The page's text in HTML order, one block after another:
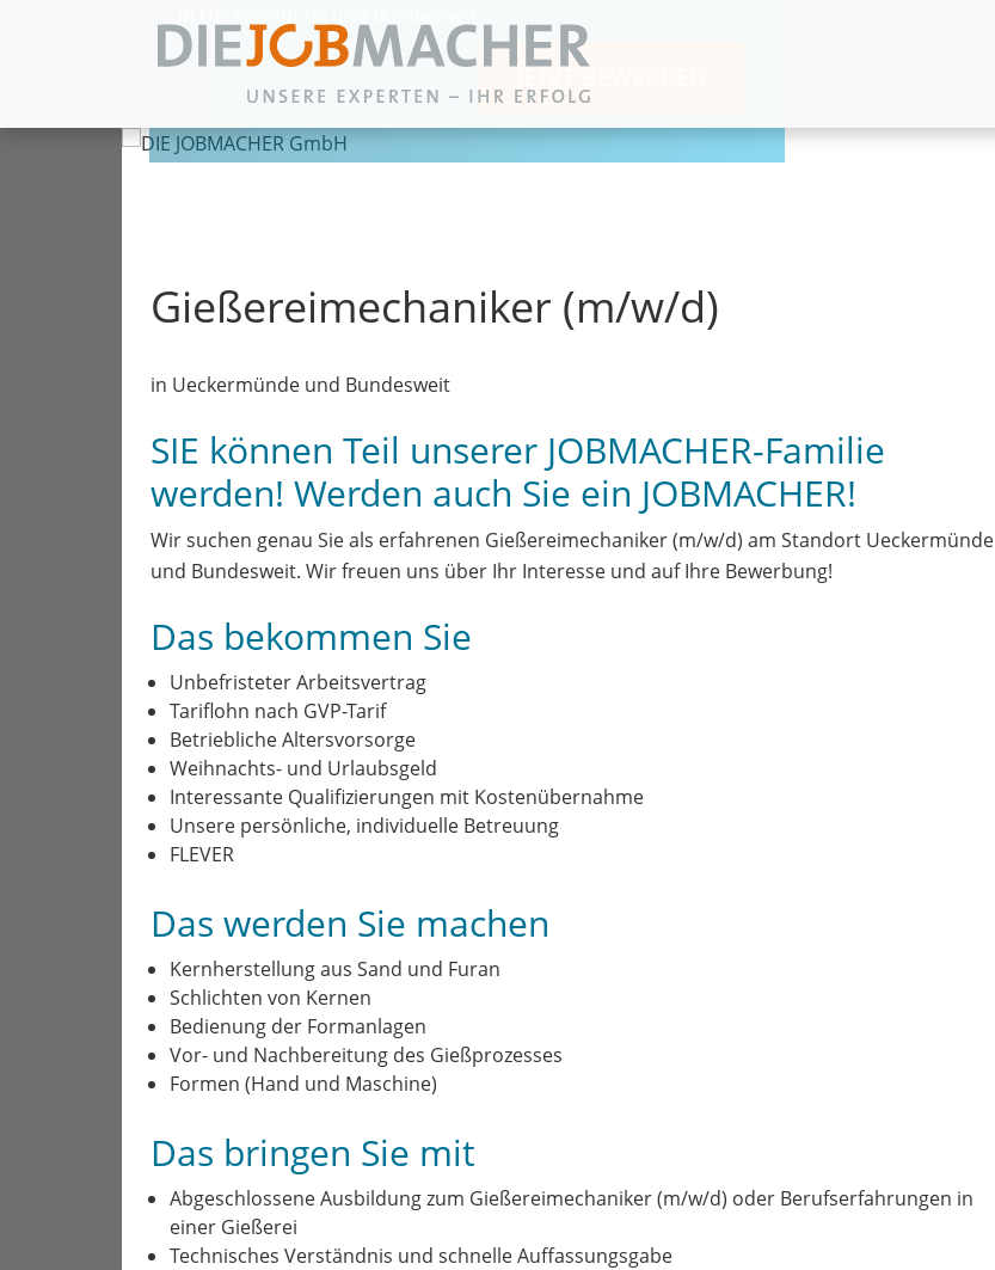
Zum Inhalt springen
JETZT BEWERBEN
Gießereimechaniker (m/w/d)
in Ueckermünde und Bundesweit
SIE können Teil unserer JOBMACHER-Familie
werden! Werden auch Sie ein JOBMACHER!
Wir suchen genau Sie als erfahrenen Gießereimechaniker (m/w/d) am Standort Ueckermünde
und Bundesweit. Wir freuen uns über Ihr Interesse und auf Ihre Bewerbung!
Das bekommen Sie
Unbefristeter Arbeitsvertrag
Tariflohn nach GVP-Tarif
Betriebliche Altersvorsorge
Weihnachts- und Urlaubsgeld
Interessante Qualifizierungen mit Kostenübernahme
Unsere persönliche, individuelle Betreuung
FLEVER
Das werden Sie machen
Kernherstellung aus Sand und Furan
Schlichten von Kernen
Bedienung der Formanlagen
Vor- und Nachbereitung des Gießprozesses
Formen (Hand und Maschine)
Das bringen Sie mit
Abgeschlossene Ausbildung zum Gießereimechaniker (m/w/d) oder Berufserfahrungen in
einer Gießerei
Technisches Verständnis und schnelle Auffassungsgabe